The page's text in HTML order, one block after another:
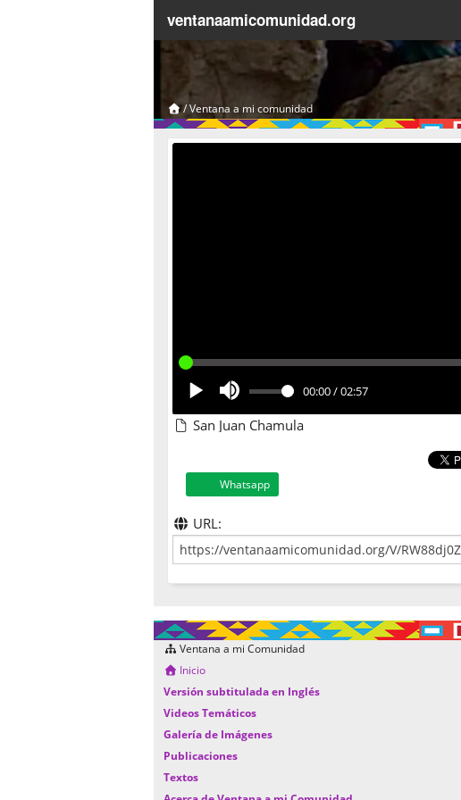
ventanaamicomunidad.org
/Ventana a mi comunidad
00:00/02:57
San Juan Chamula
Whatsapp
URL:
Ventana a mi Comunidad
Inicio
Versión subtitulada en Inglés
Videos Temáticos
Galería de Imágenes
Publicaciones
Textos